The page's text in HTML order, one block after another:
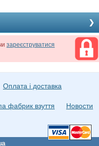
зареєструватися
Оплата і доставка
фабрик взуття Новости